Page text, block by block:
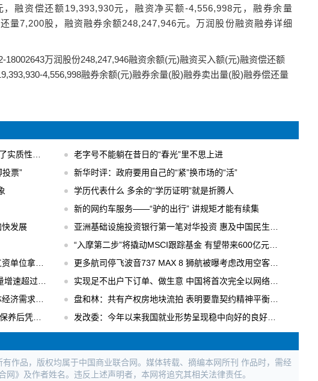
融资偿还额19,393,930元，融资净买额-4,556,998元，融券余量
量7,200股，融资融券余额248,247,946元。万润股份融资融券详细
万润股份248,247,946融资余额(元)融资买入额(元)融资偿还额
4,556,998融券余额(元)融券余量(股)融券卖出量(股)融券偿还量
性的进展
老字号不能躺在昔日的“春光”里不思上进
票”
新华时评：政府要用自己的“紧”换市场的“活”
学历代表什么 多余的“学历证明”就是折腾人
新的网约车服务——“驴的出行” 讲规矩才能有续集
发展
亚洲基础设施投资银行第一笔对华投资 惠及中国民生工程
“入摩第二步”将撬动MSCI跟踪基金 有望带来600亿元国内增量资金
位拿补贴
更多航司停飞波音737 MAX 8 狮航被曝考虑改用空客飞机
理量达1.6亿件
实现足不出户下订单、做生意 中国将首次完全以网络形式举办广交会
数字化创新
盘和林：共有产权房地块流拍 表明要靠契约精神平衡各方利益
大修记录
发改委：今年以来我国就业形势呈现稳中向好的良好局面
有作品，版权均属于中国商业联合网。媒体转载、摘编本网所刊 作品时，需经
》及作者姓名。违反上述声明者，本网将追究其相关法律责任。